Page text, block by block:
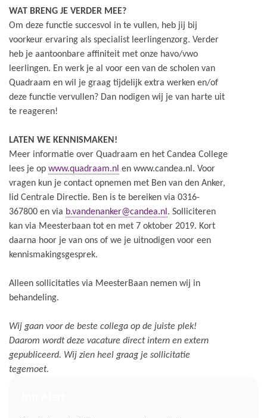
WAT BRENG JE VERDER MEE?
Om deze functie succesvol in te vullen, heb jij bij
voorkeur ervaring als specialist leerlingenzorg. Verder
heb je aantoonbare affiniteit met onze havo/vwo
leerlingen. En werk je al voor een van de scholen van
Quadraam en wil je graag tijdelijk extra werken en/of
deze functie vervullen? Dan nodigen wij je van harte uit
te reageren!
LATEN WE KENNISMAKEN!
Meer informatie over Quadraam en het Candea College
lees je op www.quadraam.nl en www.candea.nl. Voor
vragen kun je contact opnemen met Ben van den Anker,
lid Centrale Directie. Ben is te bereiken via 0316-
367800 en via b.vandenanker@candea.nl . Solliciteren
kan via Meesterbaan tot en met 7 oktober 2019. Kort
daarna hoor je van ons of we je uitnodigen voor een
kennismakingsgesprek.
Alleen sollicitaties via MeesterBaan nemen wij in
behandeling.
Wij gaan voor de beste collega op de juiste plek!
Daarom wordt deze vacature direct intern en extern
gepubliceerd. Wij zien heel graag je sollicitatie
tegemoet.